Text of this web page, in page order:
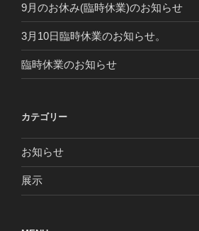
9月のお休み(臨時休業)のお知らせ
3月10日臨時休業のお知らせ。
臨時休業のお知らせ
カテゴリー
お知らせ
展示